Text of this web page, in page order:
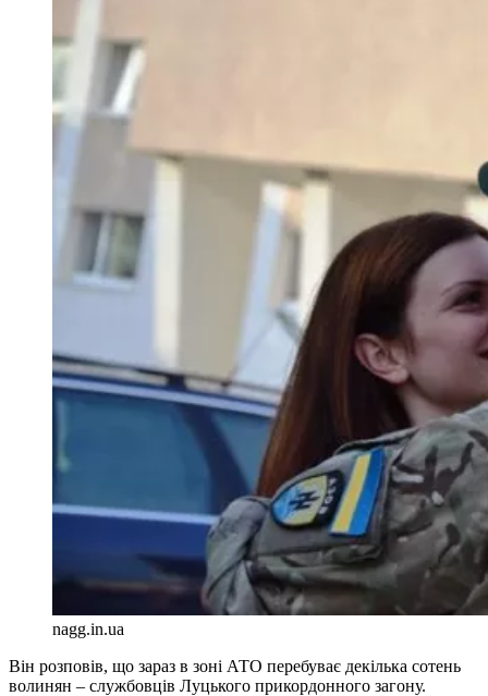
nagg.in.ua
Він розповів, що зараз в зоні АТО перебуває декілька сотень
волинян – службовців Луцького прикордонного загону.